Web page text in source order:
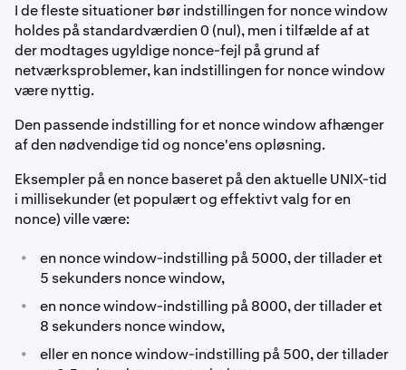
I de fleste situationer bør indstillingen for nonce window
holdes på standardværdien 0 (nul), men i tilfælde af at
der modtages ugyldige nonce-fejl på grund af
netværksproblemer, kan indstillingen for nonce window
være nyttig.
Den passende indstilling for et nonce window afhænger
af den nødvendige tid og nonce'ens opløsning.
Eksempler på en nonce baseret på den aktuelle UNIX-tid
i millisekunder (et populært og effektivt valg for en
nonce) ville være:
•
en nonce window-indstilling på 5000, der tillader et
5 sekunders nonce window,
•
en nonce window-indstilling på 8000, der tillader et
8 sekunders nonce window,
•
eller en nonce window-indstilling på 500, der tillader